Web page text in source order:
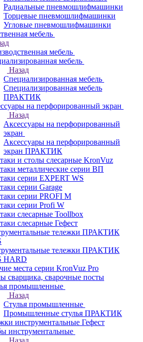
Радиальные пневмошлифмашинки
Торцевые пневмошлифмашинки
Угловые пневмошлифмашинки
мебель
мебель
мебель
Назад
Cпециализированная мебель
Специализированная мебель
ПРАКТИК
на перфорированный экран
Назад
Аксессуары на перфорированный
экран
Аксессуары на перфорированный
экран ПРАКТИК
и столы слесарные KronVuz
металлические серии ВП
серии EXPERT WS
серии Garage
серии PROFI M
серии Profi W
слесарные Toollbox
слесарные Гефест
тележки ПРАКТИК
тележки ПРАКТИК
HARD
места серии KronVuz Pro
сварщика, сварочные посты
промышленные
Назад
Стулья промышленные
Промышленные стулья ПРАКТИК
инструментальные Гефест
инструментальные
Назад